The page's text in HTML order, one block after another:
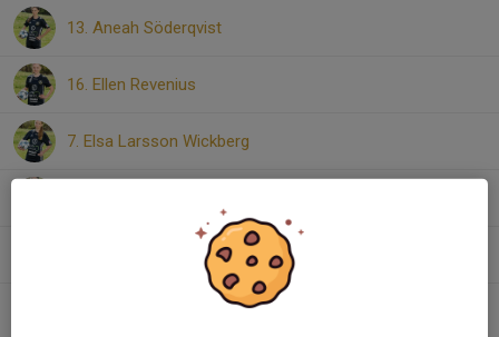
13. Aneah Söderqvist
16. Ellen Revenius
7. Elsa Larsson Wickberg
37. Linnea Brogsten